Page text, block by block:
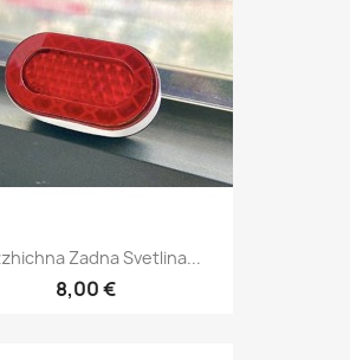
Zadna Svetlina...
8,00 €